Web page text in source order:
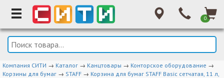
0
Компания СИТИ → Каталог → Канцтовары → Конторское оборудование →
Корзины для бумаг → STAFF → Корзина для бумаг STAFF Basic сетчатая, 11 л,